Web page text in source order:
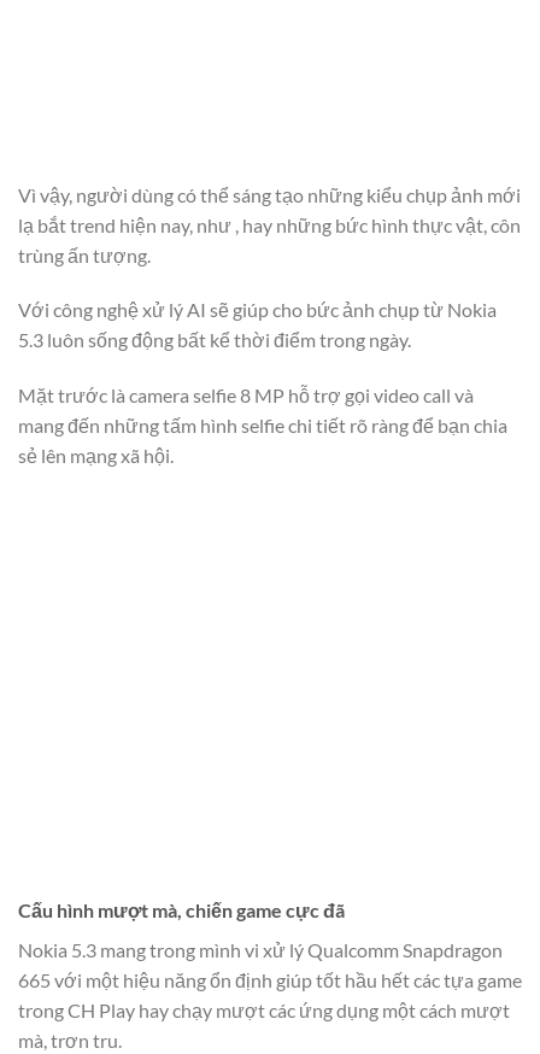
Vì vậy, người dùng có thể sáng tạo những kiểu chụp ảnh mới
lạ bắt trend hiện nay, như , hay những bức hình thực vật, côn
trùng ấn tượng.
Với công nghệ xử lý AI sẽ giúp cho bức ảnh chụp từ Nokia
5.3 luôn sống động bất kể thời điểm trong ngày.
Mặt trước là camera selfie 8 MP hỗ trợ gọi video call và
mang đến những tấm hình selfie chi tiết rõ ràng để bạn chia
sẻ lên mạng xã hội.
Cấu hình mượt mà, chiến game cực đã
Nokia 5.3 mang trong mình vi xử lý Qualcomm Snapdragon
665 với một hiệu năng ổn định giúp tốt hầu hết các tựa game
trong CH Play hay chạy mượt các ứng dụng một cách mượt
mà, trơn tru.